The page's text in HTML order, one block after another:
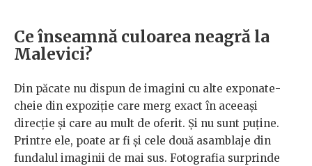
Ce înseamnă culoarea neagră la
Malevici?
Din păcate nu dispun de imagini cu alte exponate-
cheie din expoziție care merg exact în aceeași
direcție și care au mult de oferit. Și nu sunt puține.
Printre ele, poate ar fi și cele două asamblaje din
fundalul imaginii de mai sus. Fotografia surprinde